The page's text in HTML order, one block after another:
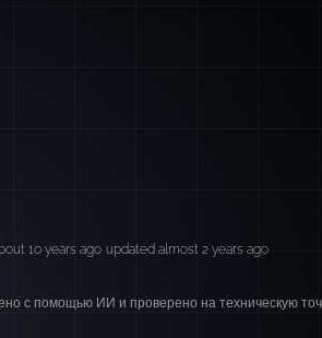
10 years ago updated almost 2 years ago
с помощью ИИ и проверено на техническую